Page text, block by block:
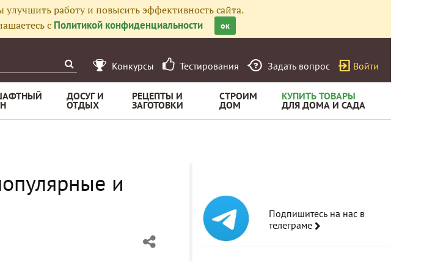
работу и повысить эффективность сайта.
с Политикой конфиденциальности ок
Конкурсы Тестирования Задать вопрос Войти
ДОСУГ И
ОТДЫХ
РЕЦЕПТЫ И
ЗАГОТОВКИ
СТРОИМ
ДОМ
КУПИТЬ ТОВАРЫ
ДЛЯ ДОМА И САДА
и
Подпишитесь на нас в
телеграме